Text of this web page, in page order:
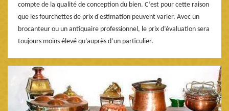
compte de la qualité de conception du bien. C’est pour cette raison
que les fourchettes de prix d'estimation peuvent varier. Avec un
brocanteur ou un antiquaire professionnel, le prix d’évaluation sera
toujours moins élevé qu’auprès d’un particulier.